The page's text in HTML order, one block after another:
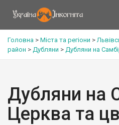
Головна > Міста та регіони >
район > Дубляни > Дубляни на
Дубляни на
Церква та